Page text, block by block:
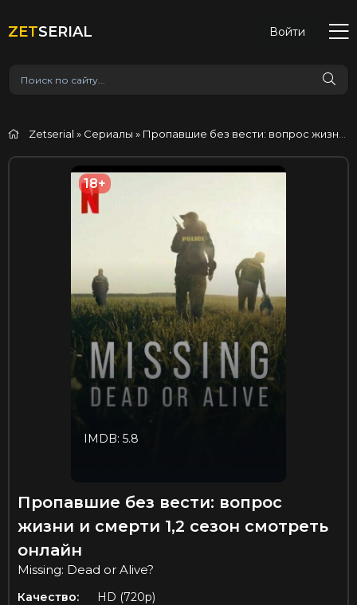
ZETSERIAL Войти
Zetserial » Сериалы » Пропавшие без вести: вопрос жизни и смерти
18+
IMDB: 5.8
Пропавшие без вести: вопрос
жизни и смерти 1,2 сезон смотреть
онлайн
Missing: Dead or Alive?
Качество:
HD (720p)